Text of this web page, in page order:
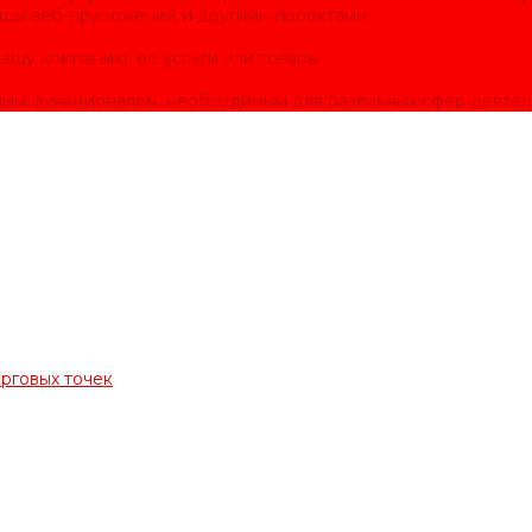
веб-приложений и другими проектами.
компанию, ее услуги или товары
функционалом, необходимым для различных сфер
точек